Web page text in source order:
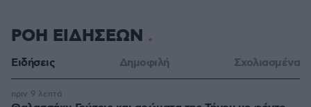
ΡΟΗ ΕΙΔΗΣΕΩΝ
Ειδήσεις Δημοφιλή Σχολιασμένα
πριν 9 λεπτά